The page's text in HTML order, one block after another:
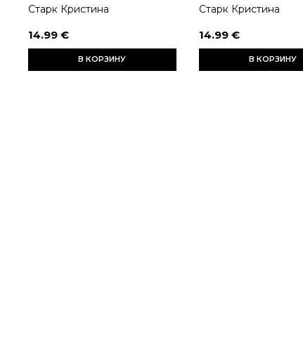
Старк Кристина
14.99 €
В КОРЗИНУ
Старк Кристина
14.99 €
В КОРЗИНУ